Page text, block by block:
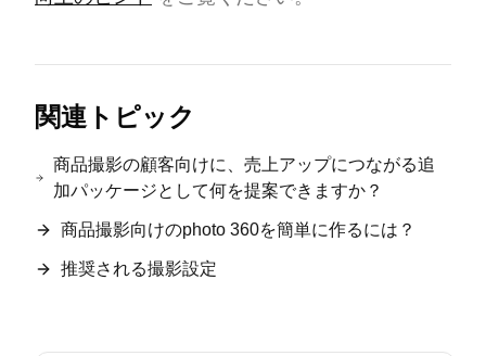
関連トピック
商品撮影の顧客向けに、売上アップにつながる追
加パッケージとして何を提案できますか？
商品撮影向けのphoto 360を簡単に作るには？
推奨される撮影設定